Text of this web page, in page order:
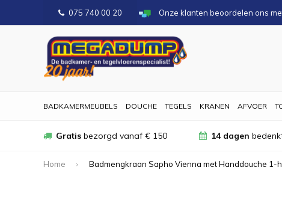
075 740 00 20 Onze klanten beoordelen ons
BADKAMERMEUBELS DOUCHE TEGELS KRANEN AFVOER
Gratis bezorgd vanaf € 150 14 dagen
Home Badmengkraan Sapho Vienna met Handdouche 1-